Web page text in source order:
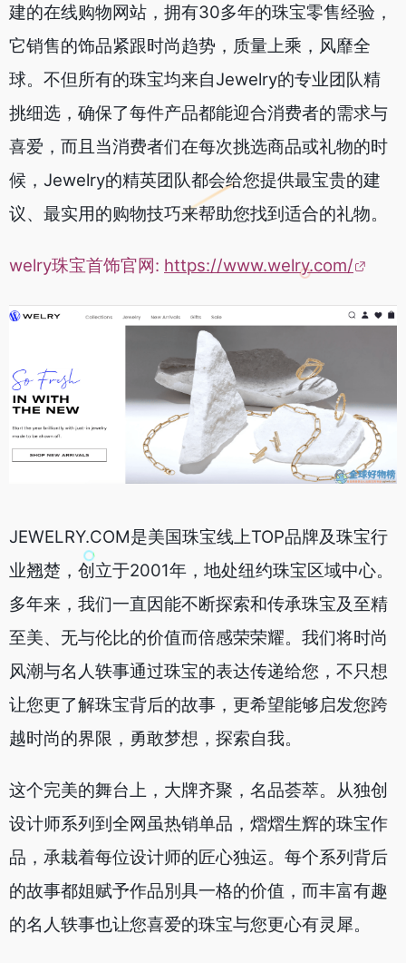
建的在线购物网站，拥有30多年的珠宝零售经验，
它销售的饰品紧跟时尚趋势，质量上乘，风靡全
球。不但所有的珠宝均来自Jewelry的专业团队精
挑细选，确保了每件产品都能迎合消费者的需求与
喜爱，而且当消费者们在每次挑选商品或礼物的时
候，Jewelry的精英团队都会给您提供最宝贵的建
议、最实用的购物技巧来帮助您找到适合的礼物。
welry珠宝首饰官网: https://www.welry.com/
JEWELRY.COM是美国珠宝线上TOP品牌及珠宝行
业翘楚，创立于2001年，地处纽约珠宝区域中心。
多年来，我们一直因能不断探索和传承珠宝及至精
至美、无与伦比的价值而倍感荣荣耀。我们将时尚
风潮与名人轶事通过珠宝的表达传递给您，不只想
让您更了解珠宝背后的故事，更希望能够启发您跨
越时尚的界限，勇敢梦想，探索自我。
这个完美的舞台上，大牌齐聚，名品荟萃。从独创
设计师系列到全网虽热销单品，熠熠生辉的珠宝作
品，承栽着每位设计师的匠心独运。每个系列背后
的故事都姐赋予作品別具一格的价值，而丰富有趣
的名人轶事也让您喜爱的珠宝与您更心有灵犀。